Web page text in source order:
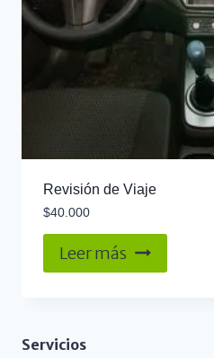
Revisión de Viaje
$40.000
Leer más
Servicios